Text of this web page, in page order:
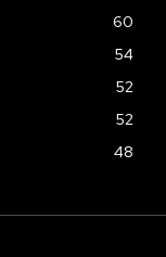
60
54
52
52
48